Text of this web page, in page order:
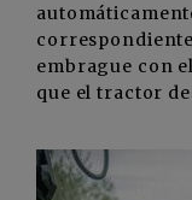
embrague con
que el tractor